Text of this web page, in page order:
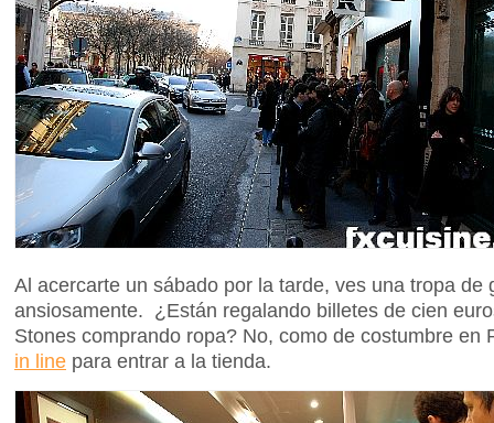
Al acercarte un sábado por la tarde, ves una tropa de
ansiosamente. ¿Están regalando billetes de cien
Stones comprando ropa? No, como de costumbre
in line para entrar a la tienda.